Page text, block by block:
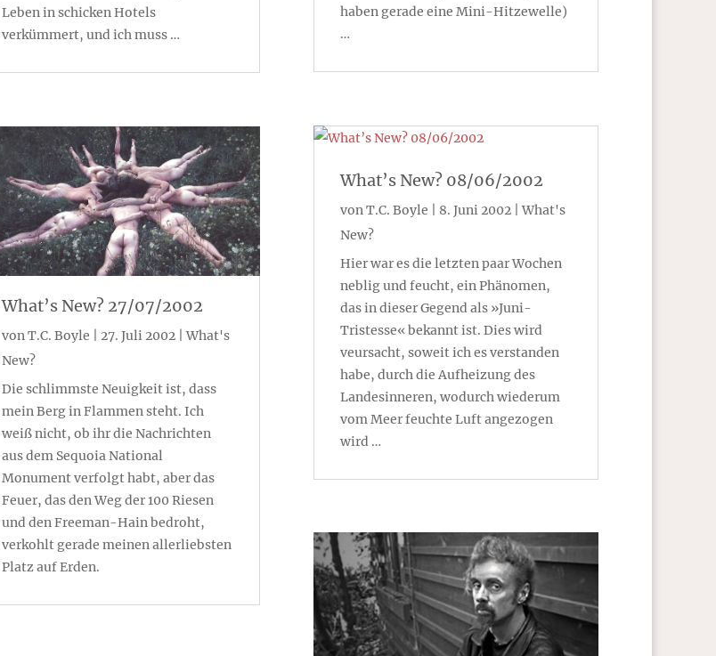
Leben in schicken Hotels
verkümmert, und ich muss …
What’s New? 27/07/2002
vonT.C. Boyle 27. Juli 2002|What's
New?
Die schlimmste Neuigkeit ist, dass
mein Berg in Flammen steht. Ich
weiß nicht, ob ihr die Nachrichten
aus dem Sequoia National
Monument verfolgt habt, aber das
Feuer, das den Weg der 100 Riesen
und den Freeman-Hain bedroht,
verkohlt gerade meinen allerliebsten
Platz auf Erden.
haben gerade eine Mini-Hitzewelle)
…
What’s New? 08/06/2002
vonT.C. Boyle 8. Juni 2002|What's
New?
Hier war es die letzten paar Wochen
neblig und feucht, ein Phänomen,
das in dieser Gegend als »Juni-
Tristesse« bekannt ist. Dies wird
veursacht, soweit ich es verstanden
habe, durch die Aufheizung des
Landesinneren, wodurch wiederum
vom Meer feuchte Luft angezogen
wird …